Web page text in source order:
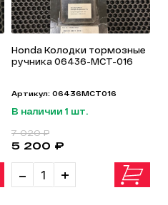
Honda Колодки тормозные
ручника 06436-MCT-016
Артикул: 06436MCT016
В наличии 1 шт.
- +
5 200 ₽
7 020 ₽